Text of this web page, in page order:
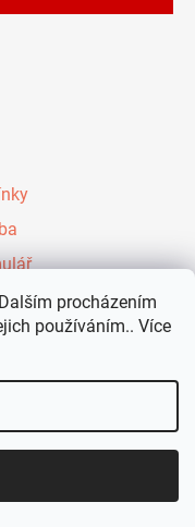
procházením
používáním.. Více